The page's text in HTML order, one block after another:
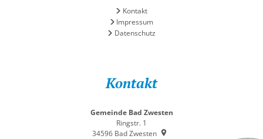
Kontakt
Impressum
Datenschutz
Kontakt
Gemeinde Bad Zwesten
Ringstr. 1
34596 Bad Zwesten